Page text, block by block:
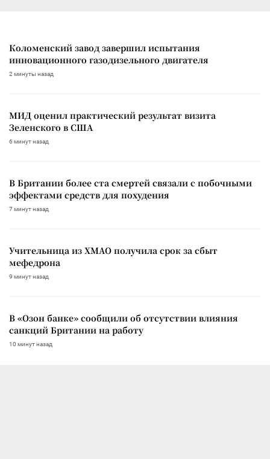
Коломенский завод завершил испытания
инновационного газодизельного двигателя
2 минуты назад
МИД оценил практический результат визита
Зеленского в США
6 минут назад
В Британии более ста смертей связали с побочными
эффектами средств для похудения
7 минут назад
Учительница из ХМАО получила срок за сбыт
мефедрона
9 минут назад
В «Озон банке» сообщили об отсутствии влияния
санкций Британии на работу
10 минут назад